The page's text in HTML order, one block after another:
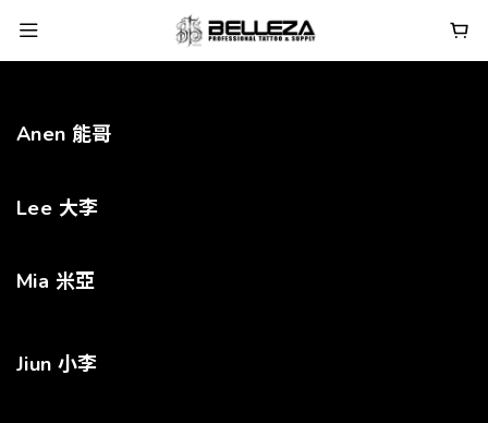
Anen 能哥
Lee 大李
Mia 米亞
Jiun 小李